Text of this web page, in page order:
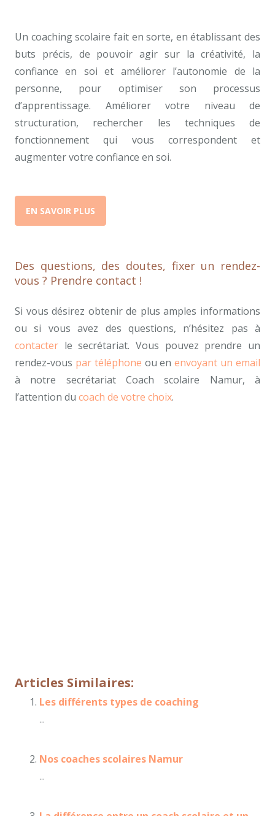
Un coaching scolaire fait en sorte, en établissant des
buts précis, de pouvoir agir sur la créativité, la
confiance en soi et améliorer l’autonomie de la
personne, pour optimiser son processus
d’apprentissage. Améliorer votre niveau de
structuration, rechercher les techniques de
fonctionnement qui vous correspondent et
augmenter votre confiance en soi.
EN SAVOIR PLUS
Des questions, des doutes, fixer un rendez-
vous ? Prendre contact !
Si vous désirez obtenir de plus amples informations
ou si vous avez des questions, n’hésitez pas à
contacter le secrétariat. Vous pouvez prendre un
rendez-vous par téléphone ou enenvoyant un email
à notre secrétariat Coach scolaire Namur, à
l’attention du coach de votre choix.
Articles Similaires:
Les différents types de coaching
...
Nos coaches scolaires Namur
...